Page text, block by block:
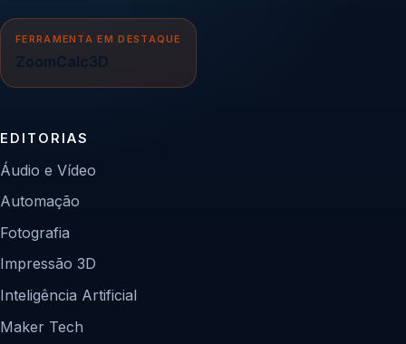
FERRAMENTA EM DESTAQUE
ZoomCalc3D
EDITORIAS
Áudio e Vídeo
Automação
Fotografia
Impressão 3D
Inteligência Artificial
Maker Tech